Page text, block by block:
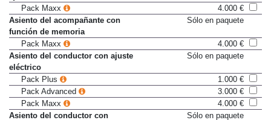
ajuste eléctrico
Pack Maxx
4.000 €
Asiento del acompañante con
función de memoria
Pack Maxx
4.000 €
Asiento del conductor con ajuste
eléctrico
Pack Plus
1.000 €
Pack Advanced
3.000 €
Pack Maxx
4.000 €